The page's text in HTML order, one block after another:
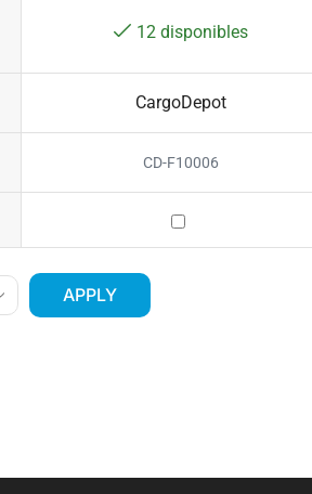
12 disponibles
CargoDepot
CD-F10006
APPLY